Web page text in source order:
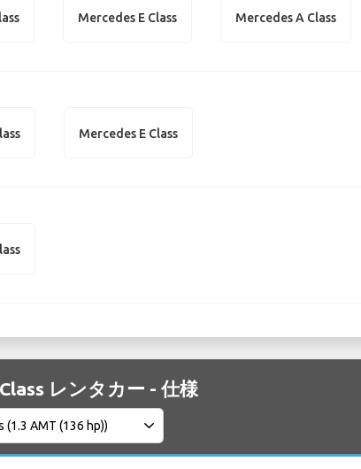
Mercedes E Class Mercedes A Class
Mercedes E Class
レンタカー - 仕様